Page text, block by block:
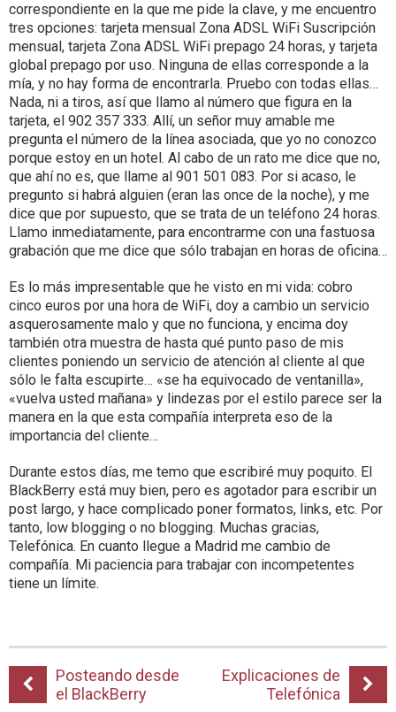
correspondiente en la que me pide la clave, y me encuentro
tres opciones: tarjeta mensual Zona ADSL WiFi Suscripción
mensual, tarjeta Zona ADSL WiFi prepago 24 horas, y tarjeta
global prepago por uso. Ninguna de ellas corresponde a la
mía, y no hay forma de encontrarla. Pruebo con todas ellas…
Nada, ni a tiros, así que llamo al número que figura en la
tarjeta, el 902 357 333. Allí, un señor muy amable me
pregunta el número de la línea asociada, que yo no conozco
porque estoy en un hotel. Al cabo de un rato me dice que no,
que ahí no es, que llame al 901 501 083. Por si acaso, le
pregunto si habrá alguien (eran las once de la noche), y me
dice que por supuesto, que se trata de un teléfono 24 horas.
Llamo inmediatamente, para encontrarme con una fastuosa
grabación que me dice que sólo trabajan en horas de oficina…
Es lo más impresentable que he visto en mi vida: cobro
cinco euros por una hora de WiFi, doy a cambio un servicio
asquerosamente malo y que no funciona, y encima doy
también otra muestra de hasta qué punto paso de mis
clientes poniendo un servicio de atención al cliente al que
sólo le falta escupirte… «se ha equivocado de ventanilla»,
«vuelva usted mañana» y lindezas por el estilo parece ser la
manera en la que esta compañía interpreta eso de la
importancia del cliente…
Durante estos días, me temo que escribiré muy poquito. El
BlackBerry está muy bien, pero es agotador para escribir un
post largo, y hace complicado poner formatos, links, etc. Por
tanto, low blogging o no blogging. Muchas gracias,
Telefónica. En cuanto llegue a Madrid me cambio de
compañía. Mi paciencia para trabajar con incompetentes
tiene un límite.
Posteando desde
el BlackBerry
Explicaciones de
Telefónica